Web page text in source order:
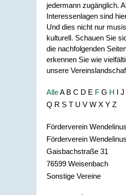
jedermann zugänglich.
Interessenlagen sind
Und dies nicht nur
kulturell. Schauen Sie
die nachfolgenden
erkennen Sie wie
unsere
AlleA B C D E F G H I J
Q R S T U V W X Y Z
Förderverein
Förderverein
Gaisbachstraße 31
76599 Weisenbach
Sonstige Vereine